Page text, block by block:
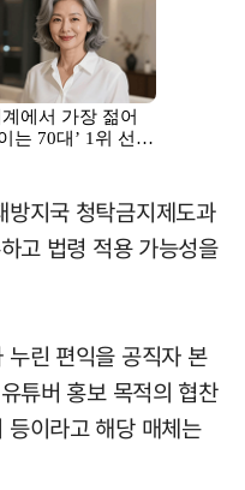
지국 청탁금지제도과
고 법령 적용 가능성을
린 편익을 공직자 본
튜버 홍보 목적의 협찬
이라고 해당 매체는